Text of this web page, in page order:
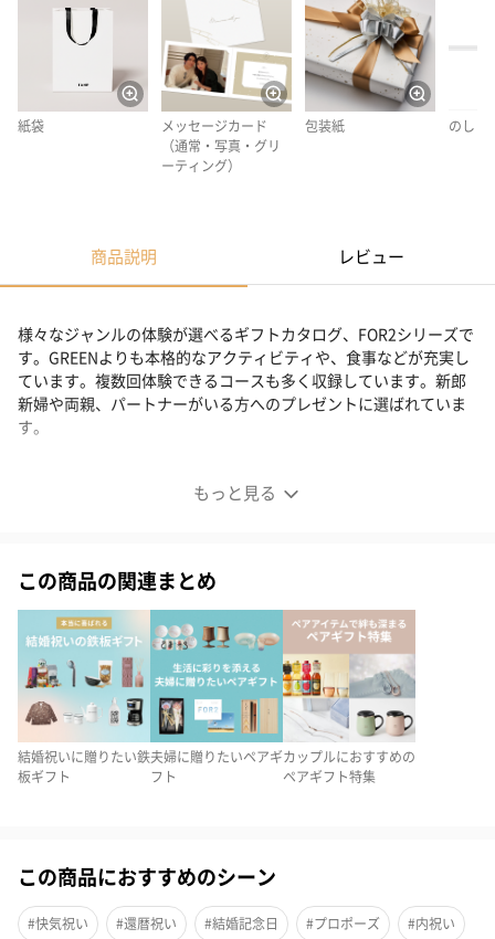
紙袋
メッセージカード
（通常・写真・グリ
ーティング）
包装紙 のし
商品説明 レビュー
もっと見る
様々なジャンルの体験が選べるギフトカタログ、FOR2シリーズで
す。GREENよりも本格的なアクティビティや、食事などが充実し
ています。複数回体験できるコースも多く収録しています。新郎
新婦や両親、パートナーがいる方へのプレゼントに選ばれていま
す。
アクティビティや食事が充実、2人の体験ギフト
この商品の関連まとめ
結婚祝いに贈りたい鉄
板ギフト
夫婦に贈りたいペアギ
フト
カップルにおすすめの
ペアギフト特集
この商品におすすめのシーン
#快気祝い #還暦祝い #結婚記念日 #プロポーズ #内祝い